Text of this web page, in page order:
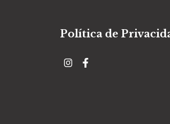
Política de